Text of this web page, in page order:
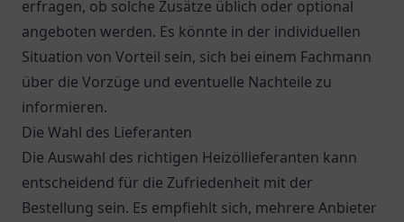
erfragen, ob solche Zusätze üblich oder optional
angeboten werden. Es könnte in der individuellen
Situation von Vorteil sein, sich bei einem Fachmann
über die Vorzüge und eventuelle Nachteile zu
informieren.
Die Wahl des Lieferanten
Die Auswahl des richtigen Heizöllieferanten kann
entscheidend für die Zufriedenheit mit der
Bestellung sein. Es empfiehlt sich, mehrere Anbieter